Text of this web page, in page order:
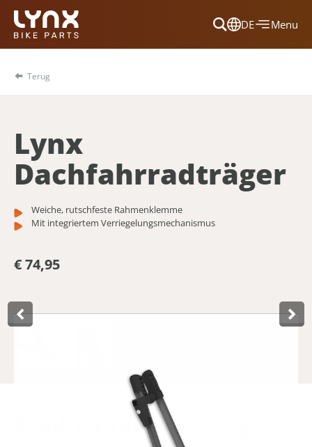
DE
Dansk
Menu
Terug
Lynx
Dachfahrradträger
Weiche, rutschfeste Rahmenklemme
Mit integriertem Verriegelungsmechanismus
€ 74,95
Product­omschrijving